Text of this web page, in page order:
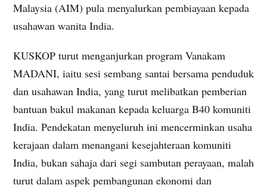
Malaysia (AIM) pula menyalurkan pembiayaan kepada
usahawan wanita India.
KUSKOP turut menganjurkan program Vanakam
MADANI, iaitu sesi sembang santai bersama penduduk
dan usahawan India, yang turut melibatkan pemberian
bantuan bakul makanan kepada keluarga B40 komuniti
India. Pendekatan menyeluruh ini mencerminkan usaha
kerajaan dalam menangani kesejahteraan komuniti
India, bukan sahaja dari segi sambutan perayaan, malah
turut dalam aspek pembangunan ekonomi dan